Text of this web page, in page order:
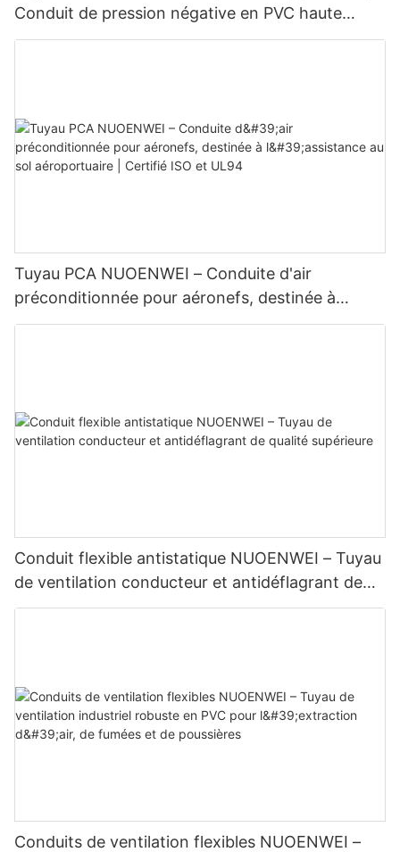
Conduit de pression négative en PVC haute
résistance avec spirale en fil d'acier (100–1500
Tuyau PCA NUOENWEI – Conduite d'air
préconditionnée pour aéronefs, destinée à
l'assistance au sol aéroportuaire | Certifié ISO et
Conduit flexible antistatique NUOENWEI – Tuyau
de ventilation conducteur et antidéflagrant de
qualité supérieure
Conduits de ventilation flexibles NUOENWEI –